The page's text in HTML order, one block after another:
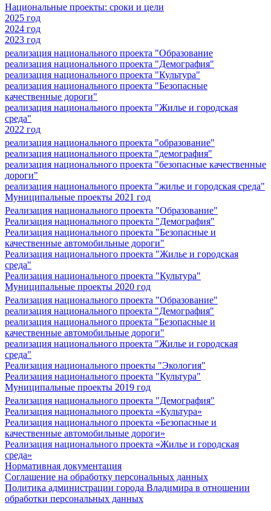
Национальные проекты: сроки и цели
2025 год
2024 год
2023 год
реализация национального проекта "Образование
реализация национального проекта "Демография"
реализация национального проекта "Культура"
реализация национального проекта "Безопасные
качественные дороги"
реализация национального проекта "Жилье и городская
среда"
2022 год
реализация национального проекта "образование"
реализация национального проекта "демография"
реализация национального проекта "безопасные качественные
дороги"
реализация национального проекта "жилье и городская среда"
Муниципальные проекты 2021 год
Реализация национального проекта "Образование"
Реализация национального проекта "Демография"
Реализация национального проекта "Безопасные и
качественные автомобильные дороги"
Реализация национального проекта "Жилье и городская
среда"
Реализация национального проекта "Культура"
Муниципальные проекты 2020 год
Реализация национального проекта "Образование"
реализация национального проекта "Демография"
реализация национального проекта "Безопасные и
качественные автомобильные дороги"
реализация национального проекта "Жилье и городская
среда"
Реализация национального проекты "Экология"
Реализация национального проекта "Культура"
Муниципальные проекты 2019 год
Реализация национального проекта "Демография"
Реализация национального проекта «Культура»
Реализация национального проекта «Безопасные и
качественные автомобильные дороги»
Реализация национального проекта «Жилье и городская
среда»
Нормативная документация
Соглашение на обработку персональных данных
Политика администрации города Владимира в отношении
обработки персональных данных